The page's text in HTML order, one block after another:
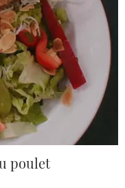
poulet